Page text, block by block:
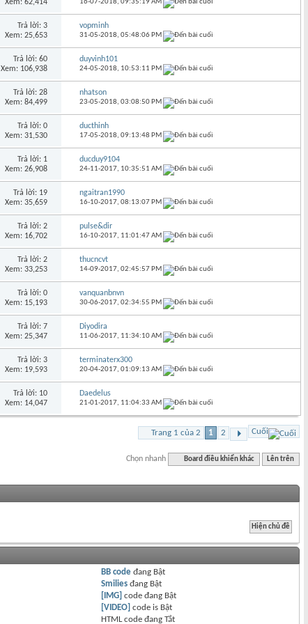
Xem: 62,414
Trả lời: 3
Xem: 25,653
vopminh
31-05-2018,05:48:06 PM
Trả lời: 60
Xem: 106,938
duyvinh101
24-05-2018, 10:53:11 PM
Trả lời: 28
Xem: 84,499
nhatson
23-05-2018,03:08:50 PM
Trả lời: 0
Xem: 31,530
ducthinh
17-05-2018,09:13:48 PM
Trả lời: 1
Xem: 26,908
ducduy9104
24-11-2017, 10:35:51 AM
Trả lời: 19
Xem: 35,659
ngaitran1990
16-10-2017,08:13:07 PM
Trả lời: 2
Xem: 16,702
pulse&dir
16-10-2017, 11:01:47 AM
Trả lời: 2
Xem: 33,253
thucncvt
14-09-2017,02:45:57 PM
Trả lời: 0
Xem: 15,193
vanquanbnvn
30-06-2017,02:34:55 PM
Trả lời: 7
Xem: 25,347
Diyodira
11-06-2017, 11:34:10 AM
Trả lời: 3
Xem: 19,593
terminaterx300
20-04-2017,01:09:13 AM
Trả lời: 10
Xem: 14,047
Daedelus
21-01-2017, 11:04:33 AM
Trang 1 của 2 1 2 Cuối
Chọn nhanh Board điều khiển khác Lên trên
BB code đang Bật
Smilies đang Bật
[IMG] code đang Bật
[VIDEO] code is Bật
HTML code đangTắt